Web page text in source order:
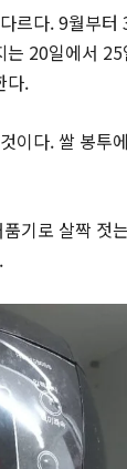
르다. 9월부
20일에서
다.
이다. 쌀 봉투
기로 살짝 젓